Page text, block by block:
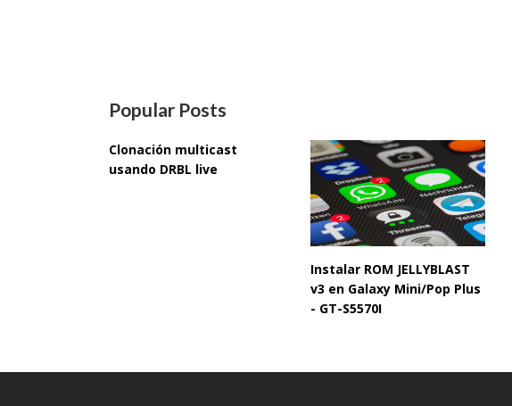
Popular Posts
Clonación multicast
usando DRBL live
Instalar ROM JELLYBLAST
v3 en Galaxy Mini/Pop Plus
- GT-S5570I